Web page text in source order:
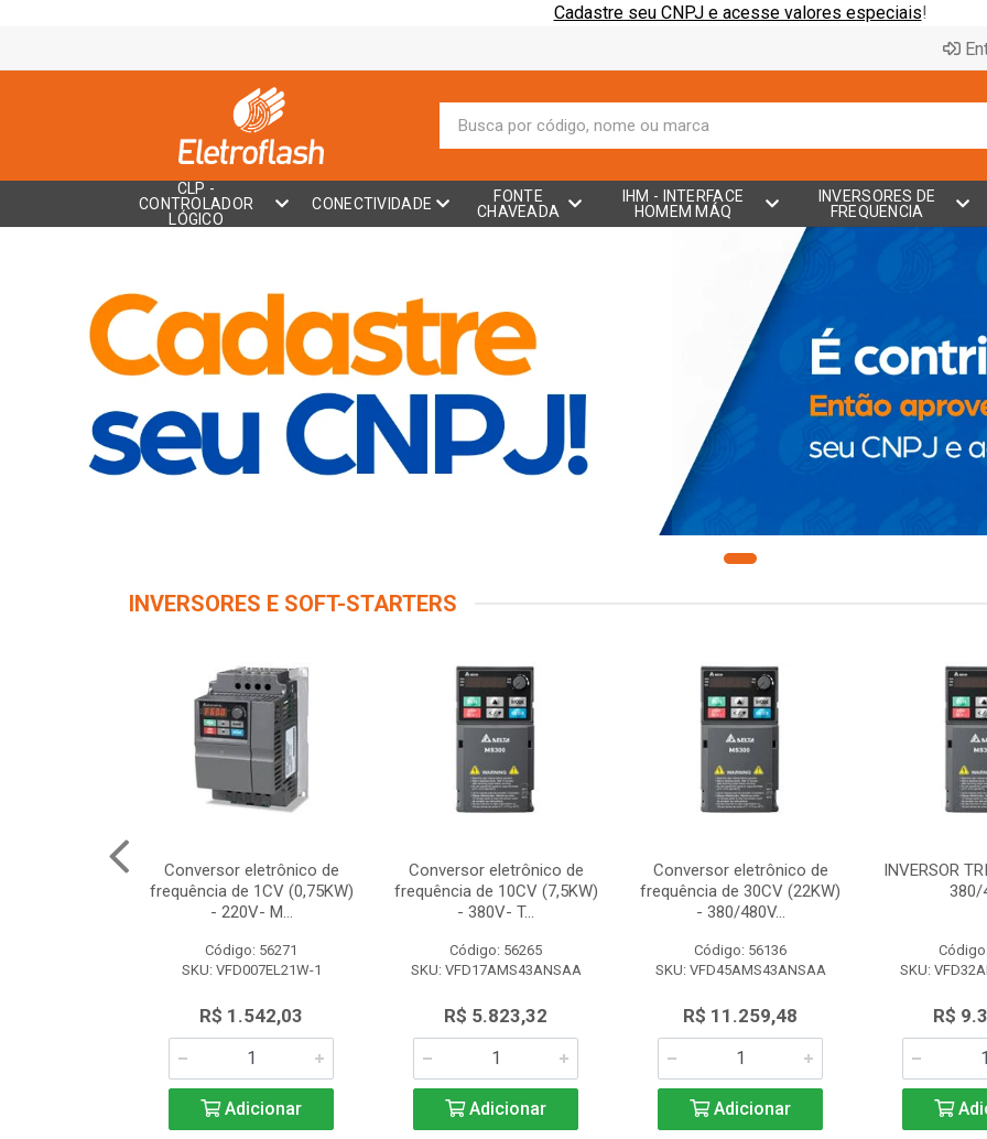
Cadastre seu CNPJ e acesse valores especiais!
CLP -
CONTROLADOR
LÓGICO
CONECTIVIDADE
FONTE
CHAVEADA
IHM - INTERFACE
HOMEM MÁQ
INVERSORES DE
FREQUENCIA
INVERSORES E SOFT-STARTERS
Conversor eletrônico de
frequência de 1CV (0,75KW)
- 220V- M...
Código: 56271
SKU: VFD007EL21W-1
R$ 1.542,03
Adicionar
Conversor eletrônico de
frequência de 10CV (7,5KW)
- 380V- T...
Código: 56265
SKU: VFD17AMS43ANSAA
R$ 5.823,32
Adicionar
Conversor eletrônico de
frequência de 30CV (22KW)
- 380/480V...
Código: 56136
SKU: VFD45AMS43ANSAA
R$ 11.259,48
Adicionar
INVERSOR
380/
SKU:
R$